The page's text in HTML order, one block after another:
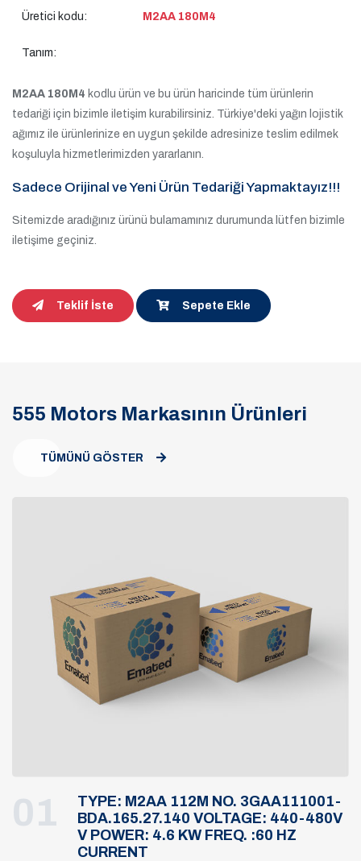
Üretici kodu: M2AA 180M4
Tanım:
M2AA 180M4 kodlu ürün ve bu ürün haricinde tüm ürünlerin
tedariği için bizimle iletişim kurabilirsiniz. Türkiye'deki yağın lojistik
ağımız ile ürünlerinize en uygun şekilde adresinize teslim edilmek
koşuluyla hizmetlerimizden yararlanın.
Sadece Orijinal ve Yeni Ürün Tedariği Yapmaktayız!!!
Sitemizde aradığınız ürünü bulamamınız durumunda lütfen bizimle
iletişime geçiniz.
Teklif İste Sepete Ekle
555 Motors Markasının Ürünleri
TÜMÜNÜ GÖSTER
01
TYPE: M2AA 112M NO. 3GAA111001-
BDA.165.27.140 VOLTAGE: 440-480V
V POWER: 4.6 KW FREQ. :60 HZ
CURRENT